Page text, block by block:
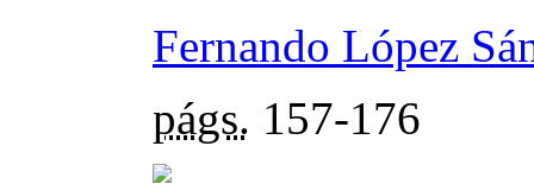
Fernando López
págs. 157-176